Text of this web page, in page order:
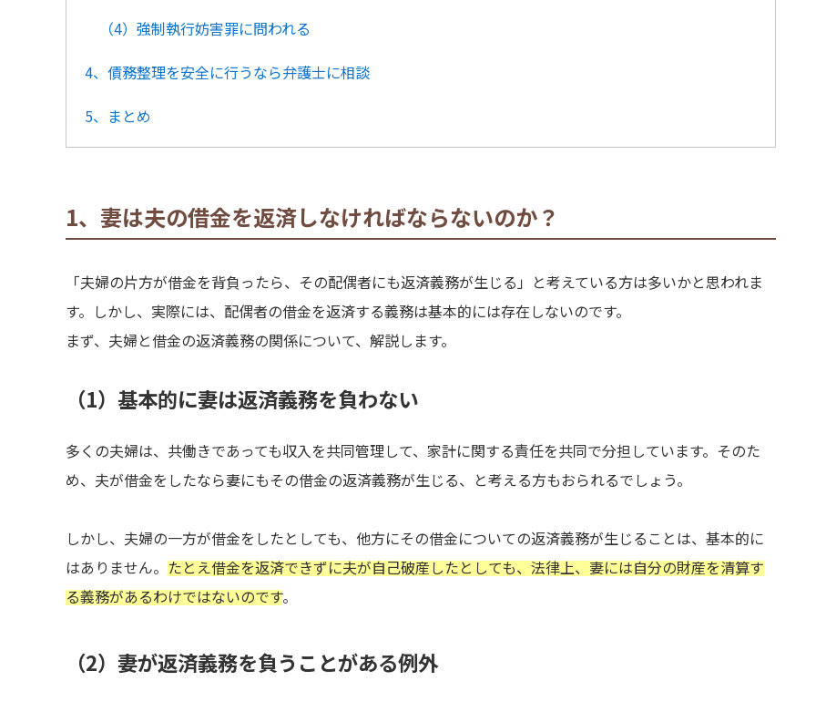
（4）強制執行妨害罪に問われる
4、債務整理を安全に行うなら弁護士に相談
5、まとめ
1、妻は夫の借金を返済しなければならないのか？
「夫婦の片方が借金を背負ったら、その配偶者にも返済義務が生じる」と考えている方は多いかと思われま
す。しかし、実際には、配偶者の借金を返済する義務は基本的には存在しないのです。
まず、夫婦と借金の返済義務の関係について、解説します。
（1）基本的に妻は返済義務を負わない
多くの夫婦は、共働きであっても収入を共同管理して、家計に関する責任を共同で分担しています。そのた
め、夫が借金をしたなら妻にもその借金の返済義務が生じる、と考える方もおられるでしょう。
しかし、夫婦の一方が借金をしたとしても、他方にその借金についての返済義務が生じることは、基本的に
はありません。 たとえ借金を返済できずに夫が自己破産したとしても、法律上、妻には自分の財産を清算す
る義務があるわけではないのです。
（2）妻が返済義務を負うことがある例外